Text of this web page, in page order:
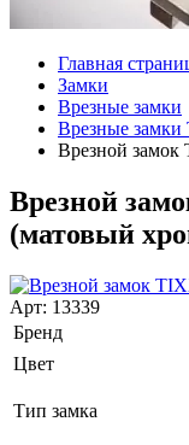
Главная
Замки
Врезные замки
Врезные
Врезной
Врезной
(матовый
Арт: 13339
Бренд
Цвет
Тип замка